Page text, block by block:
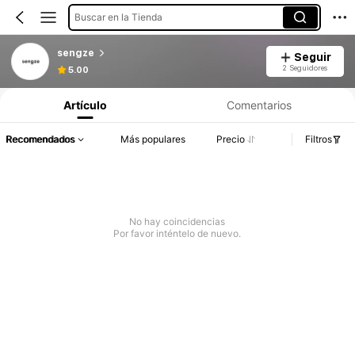
Buscar en la Tienda
sengze
5.00
Seguir
2 Seguidores
Artículo Comentarios
Recomendados Más populares Precio Filtros
No hay coincidencias
Por favor inténtelo de nuevo.